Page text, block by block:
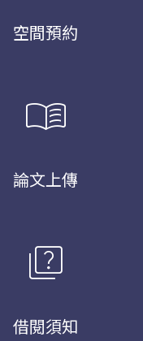
空間預約
menu_book
論文上傳
quiz
借閱須知